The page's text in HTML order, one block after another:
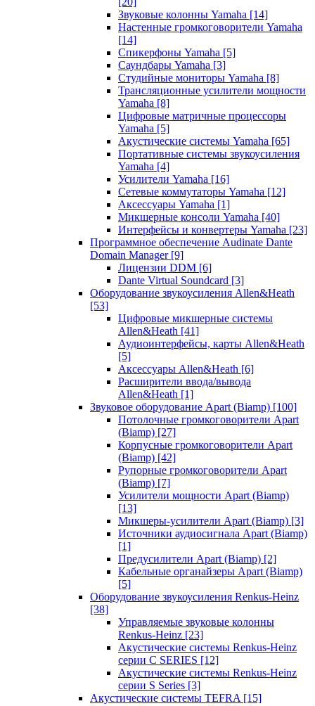
Звуковые колонны Yamaha [14]
Настенные громкоговорители Yamaha
[14]
Спикерфоны Yamaha [5]
Саундбары Yamaha [3]
Студийные мониторы Yamaha [8]
Трансляционные усилители мощности
Yamaha [8]
Цифровые матричные процессоры
Yamaha [5]
Акустические системы Yamaha [65]
Портативные системы звукоусиления
Yamaha [4]
Усилители Yamaha [16]
Сетевые коммутаторы Yamaha [12]
Аксессуары Yamaha [1]
Микшерные консоли Yamaha [40]
Интерфейсы и конвертеры Yamaha [23]
Программное обеспечение Audinate Dante
Domain Manager [9]
Лицензии DDM [6]
Dante Virtual Soundcard [3]
Оборудование звукоусиления Allen&Heath
[53]
Цифровые микшерные системы
Allen&Heath [41]
Аудиоинтерфейсы, карты Allen&Heath
[5]
Аксессуары Allen&Heath [6]
Расширители ввода/вывода
Allen&Heath [1]
Звуковое оборудование Apart (Biamp) [100]
Потолочные громкоговорители Apart
(Biamp) [27]
Корпусные громкоговорители Apart
(Biamp) [42]
Рупорные громкоговорители Apart
(Biamp) [7]
Усилители мощности Apart (Biamp)
[13]
Микшеры-усилители Apart (Biamp) [3]
Источники аудиосигнала Apart (Biamp)
[1]
Предусилители Apart (Biamp) [2]
Кабельные органайзеры Apart (Biamp)
[5]
Оборудование звукоусиления Renkus-Heinz
[38]
Управляемые звуковые колонны
Renkus-Heinz [23]
Акустические системы Renkus-Heinz
серии C SERIES [12]
Акустические системы Renkus-Heinz
серии S Series [3]
Акустические системы TEFRA [15]